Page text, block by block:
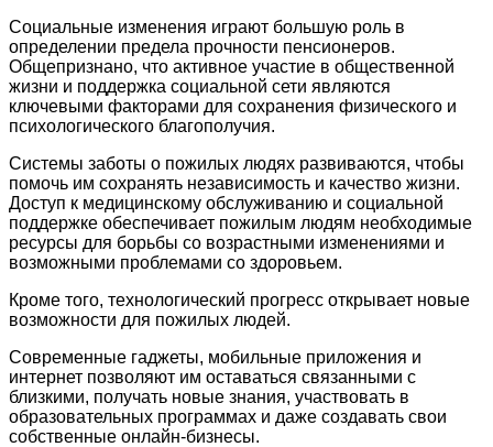
Социальные изменения играют большую роль в
определении предела прочности пенсионеров.
Общепризнано, что активное участие в общественной
жизни и поддержка социальной сети являются
ключевыми факторами для сохранения физического и
психологического благополучия.
Системы заботы о пожилых людях развиваются, чтобы
помочь им сохранять независимость и качество жизни.
Доступ к медицинскому обслуживанию и социальной
поддержке обеспечивает пожилым людям необходимые
ресурсы для борьбы со возрастными изменениями и
возможными проблемами со здоровьем.
Кроме того, технологический прогресс открывает новые
возможности для пожилых людей.
Современные гаджеты, мобильные приложения и
интернет позволяют им оставаться связанными с
близкими, получать новые знания, участвовать в
образовательных программах и даже создавать свои
собственные онлайн-бизнесы.